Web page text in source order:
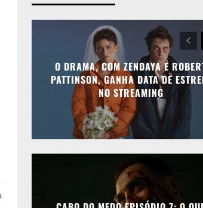
O DRAMA, COM ZENDAYA E
PATTINSON, GANHA DATA DE
NO STREAMING